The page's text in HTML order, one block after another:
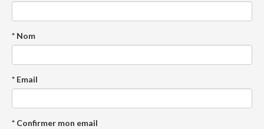
* Nom
* Email
* Confirmer mon email